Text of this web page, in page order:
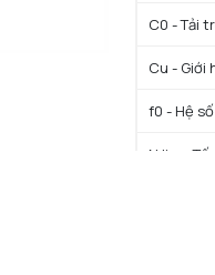
C0 - Tải
Cu - Giới
f0 - Hệ số
N lim -